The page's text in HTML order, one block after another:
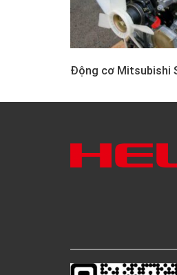
Động cơ Mitsubishi